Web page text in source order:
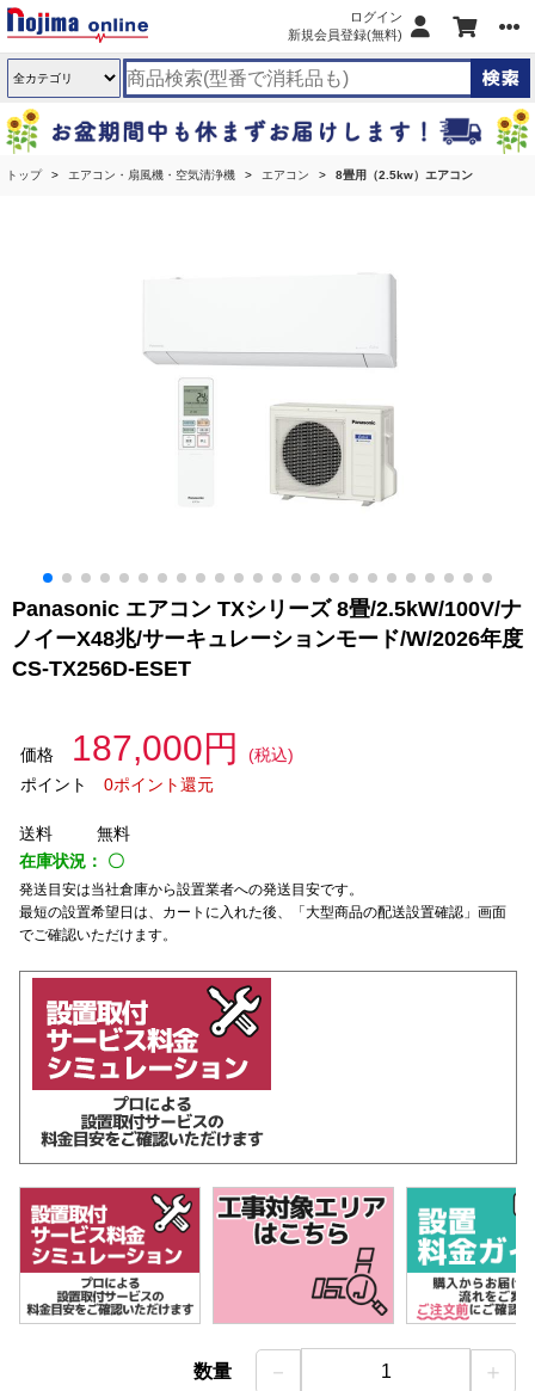
ログイン
新規会員登録(無料)
トップ エアコン・扇風機・空気清浄機 エアコン 8畳用（2.5kw）エアコン
Panasonic エアコン TXシリーズ 8畳/2.5kW/100V/ナ
ノイーX48兆/サーキュレーションモード/W/2026年度
CS-TX256D-ESET
価格 187,000円
(税込)
ポイント
0ポイント還元
送料
無料
在庫状況： 〇
発送目安は当社倉庫から設置業者への発送目安です。
最短の設置希望日は、カートに入れた後、「大型商品の配送設置確認」画面
でご確認いただけます。
数量 － 1 ＋